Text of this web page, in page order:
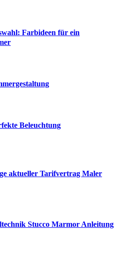
Farbideen für ein
Beleuchtung
aktueller Tarifvertrag Maler
Stucco Marmor Anleitung